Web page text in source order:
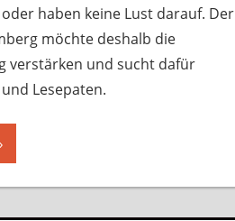
haben keine Lust darauf. Der
möchte deshalb die
verstärken und sucht dafür
Lesepaten.